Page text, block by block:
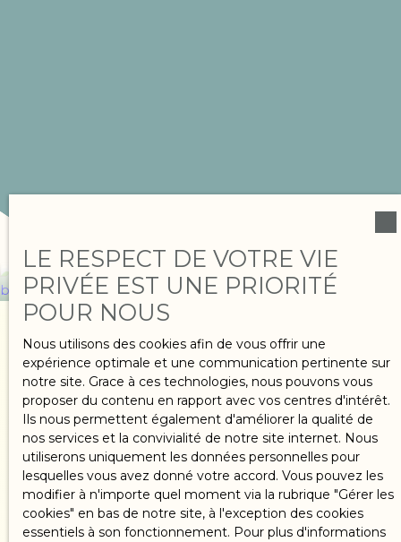
Acheter
un bien
LE RESPECT DE VOTRE VIE
PRIVÉE EST UNE PRIORITÉ
POUR NOUS
Nous utilisons des cookies afin de vous offrir une
expérience optimale et une communication pertinente sur
notre site. Grace à ces technologies, nous pouvons vous
proposer du contenu en rapport avec vos centres d'intérêt.
Ils nous permettent également d'améliorer la qualité de
nos services et la convivialité de notre site internet. Nous
utiliserons uniquement les données personnelles pour
lesquelles vous avez donné votre accord. Vous pouvez les
modifier à n'importe quel moment via la rubrique ″Gérer les
cookies″ en bas de notre site, à l'exception des cookies
essentiels à son fonctionnement. Pour plus d'informations